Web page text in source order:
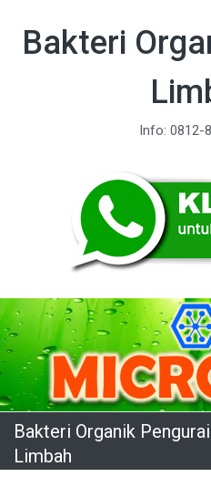
Bakteri
Info: 0812-
Bakteri Organik Pengurai
Limbah